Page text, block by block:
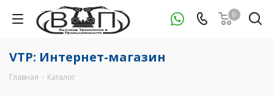
0
VTP: Интернет-магазин
Главная - Каталог